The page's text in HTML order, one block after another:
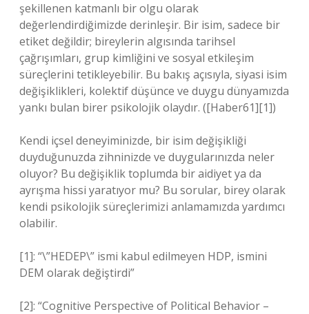
şekillenen katmanlı bir olgu olarak
değerlendirdiğimizde derinleşir. Bir isim, sadece bir
etiket değildir; bireylerin algısında tarihsel
çağrışımları, grup kimliğini ve sosyal etkileşim
süreçlerini tetikleyebilir. Bu bakış açısıyla, siyasi isim
değişiklikleri, kolektif düşünce ve duygu dünyamızda
yankı bulan birer psikolojik olaydır. ([Haber61][1])
Kendi içsel deneyiminizde, bir isim değişikliği
duyduğunuzda zihninizde ve duygularınızda neler
oluyor? Bu değişiklik toplumda bir aidiyet ya da
ayrışma hissi yaratıyor mu? Bu sorular, birey olarak
kendi psikolojik süreçlerimizi anlamamızda yardımcı
olabilir.
[1]: “\”HEDEP\” ismi kabul edilmeyen HDP, ismini
DEM olarak değiştirdi”
[2]: “Cognitive Perspective of Political Behavior –